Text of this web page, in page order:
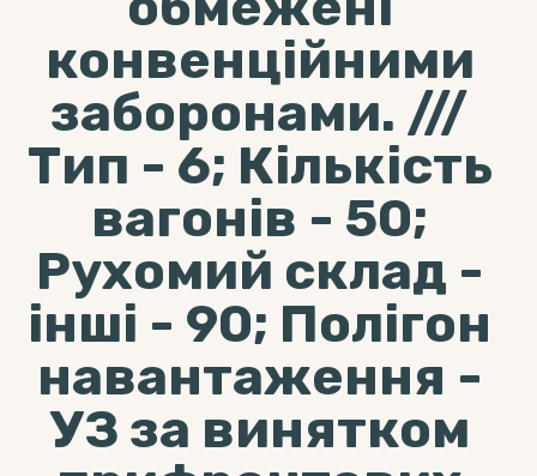
конвенційними
заборонами. ///
Тип - 6; Кількість
вагонів - 50;
Рухомий склад -
інші - 90; Полігон
навантаження -
УЗ за винятком